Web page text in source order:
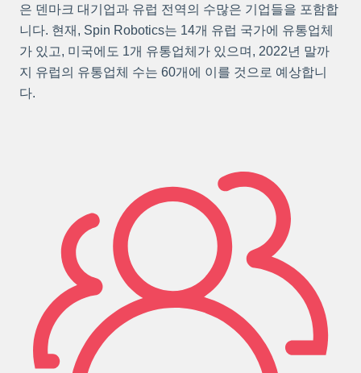
은 덴마크 대기업과 유럽 전역의 수많은 기업들을 포함합
니다. 현재, Spin Robotics는 14개 유럽 국가에 유통업체
가 있고, 미국에도 1개 유통업체가 있으며, 2022년 말까
지 유럽의 유통업체 수는 60개에 이를 것으로 예상합니
다.